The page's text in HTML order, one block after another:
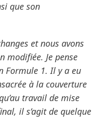
que son
et nous avons
modifiée. Je pense
Formule 1. Il y a eu
à la couverture
travail de mise
il s’agit de quelque